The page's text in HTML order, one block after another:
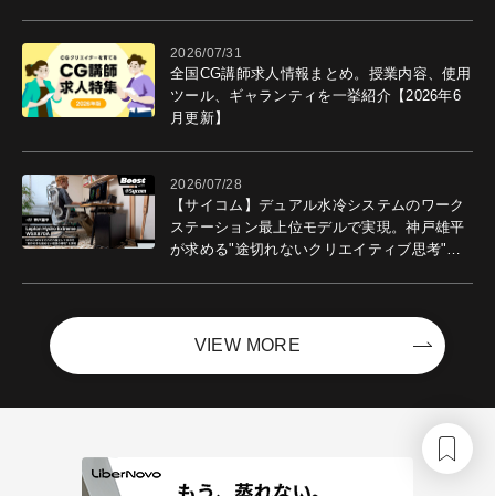
2026/07/31
全国CG講師求人情報まとめ。授業内容、使用
ツール、ギャランティを一挙紹介【2026年6
月更新】
2026/07/28
【サイコム】デュアル水冷システムのワーク
ステーション最上位モデルで実現。神戸雄平
が求める"途切れないクリエイティブ思考"｜
VIEW MORE